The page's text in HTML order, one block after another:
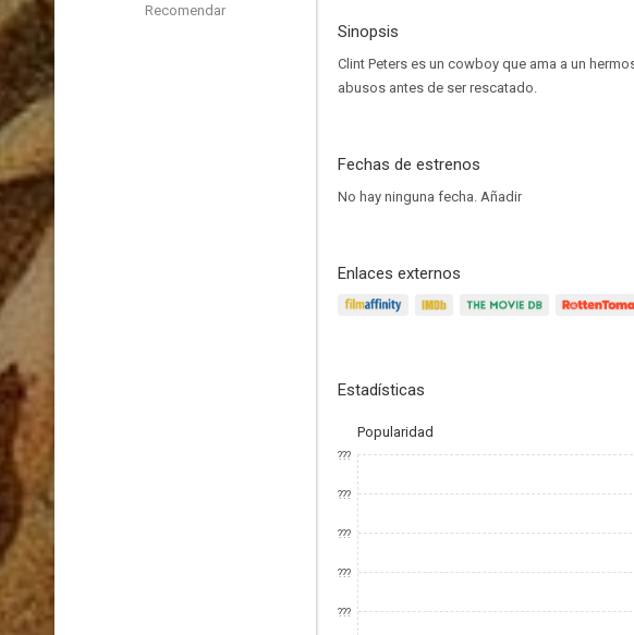
Recomendar
Sinopsis
Clint Peters es un cowboy que ama a un
abusos antes de ser rescatado.
Fechas de estrenos
No hay ninguna fecha. Añadir
Enlaces externos
Estadísticas
Popularidad
???
???
???
???
???